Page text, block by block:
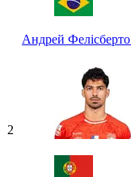
Андрей Фелісберто
2